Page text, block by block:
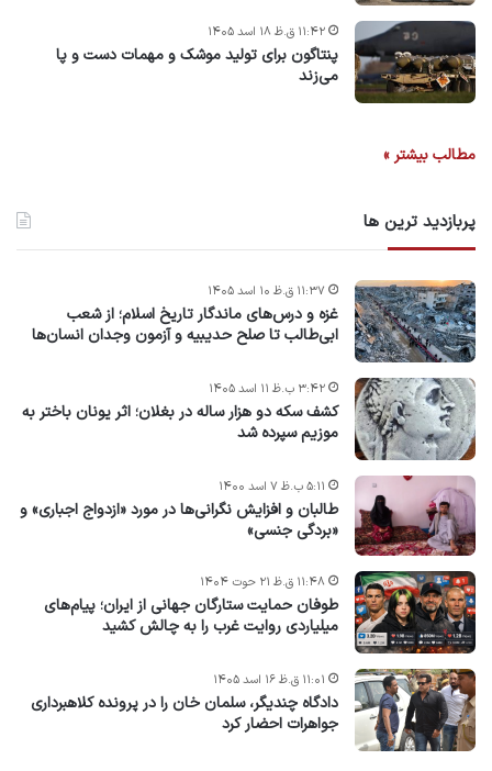
پنتاگون برای تولید موشک و مهمات دست و پا
می‌زند
۱۱:۴۲ ق.ظ ۱۸ اسد ۱۴۰۵
مطالب بیشتر »
پربازدید ترین ها
غزه و درس‌های ماندگار تاریخ اسلام؛ از شعب
ابی‌طالب تا صلح حدیبیه و آزمون وجدان انسان‌ها
۱۱:۳۷ ق.ظ ۱۰ اسد ۱۴۰۵
کشف سکه دو هزار ساله در بغلان؛ اثر یونان باختر به
موزیم سپرده شد
۳:۴۲ ب.ظ ۱۱ اسد ۱۴۰۵
طالبان و افزایش نگرانی‌ها در مورد «ازدواج اجباری» و
«بردگی جنسی»
۵:۱۱ ب.ظ ۷ اسد ۱۴۰۰
طوفان حمایت ستارگان جهانی از ایران؛ پیام‌های
میلیاردی روایت غرب را به چالش کشید
۱۱:۴۸ ق.ظ ۲۱ حوت ۱۴۰۴
دادگاه چندیگر، سلمان خان را در پرونده کلاهبرداری
جواهرات احضار کرد
۱۱:۰۱ ق.ظ ۱۶ اسد ۱۴۰۵